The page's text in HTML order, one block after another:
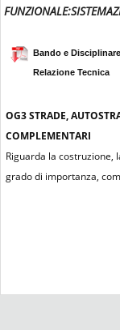
Bando e Disciplinare
Relazione Tecnica
OG3STRADE,
COMPLEMENTARI
Riguarda la
grado di importanza,